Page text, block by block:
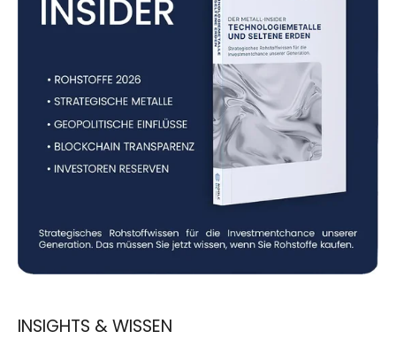
INSIGHTS & WISSEN